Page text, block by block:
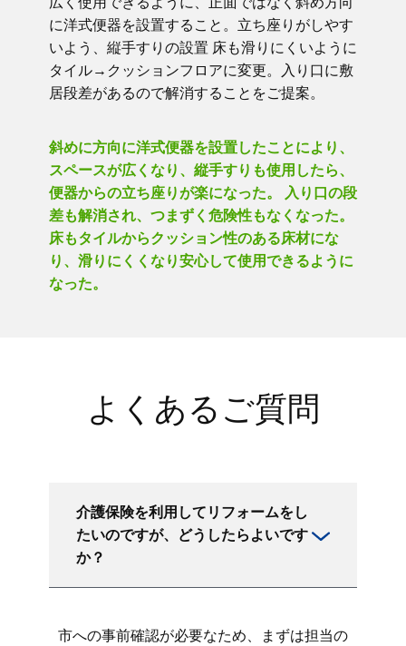
に洋式便器を設置すること。立ち座りがしやす
いよう、縦手すりの設置 床も滑りにくいように
タイル→クッションフロアに変更。入り口に敷
居段差があるので解消することをご提案。
斜めに方向に洋式便器を設置したことにより、
スペースが広くなり、縦手すりも使用したら、
便器からの立ち座りが楽になった。 入り口の段
差も解消され、つまずく危険性もなくなった。
床もタイルからクッション性のある床材にな
り、滑りにくくなり安心して使用できるように
なった。
よくあるご質問
介護保険を利用してリフォームをし
たいのですが、どうしたらよいです
か？
市への事前確認が必要なため、まずは担当の